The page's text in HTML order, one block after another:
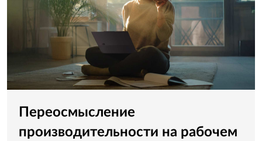
Переосмысление
производительности на рабочем